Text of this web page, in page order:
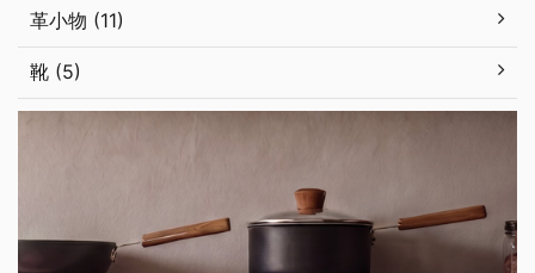
革小物 (11)
靴 (5)